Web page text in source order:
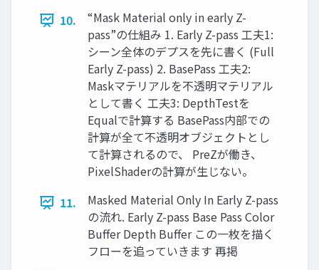
10.
“Mask Material only in early Z-
pass”の仕組み 1. Early Z-pass 工夫1:
シーン全体のデプスを先に書く (Full
Early Z-pass) 2. BasePass 工夫2:
Maskマテリアルを不透明マテリアル
として書く 工夫3: DepthTestを
Equalで計算する BasePass内部での
計算が全て不透明オブジェクトとし
て計算されるので、 PreZが働き、
PixelShaderの計算が生じない。
11.
Masked Material Only In Early Z-pass
の流れ. Early Z-pass Base Pass Color
Buffer Depth Buffer この一枚を描く
フローを追っていきます 再掲